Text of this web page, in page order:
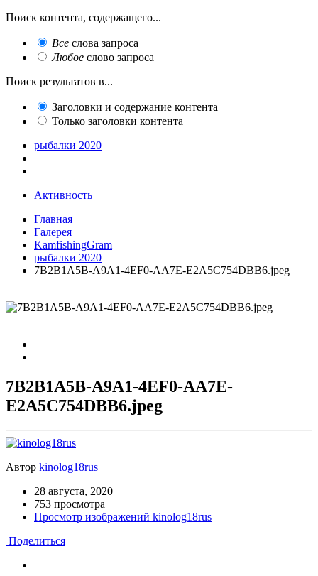
Поиск контента, содержащего...
Все слова запроса
Любое слово запроса
Поиск результатов в...
Заголовки и содержание контента
Только заголовки контента
рыбалки 2020
Активность
Главная
Галерея
KamfishingGram
рыбалки 2020
7B2B1A5B-A9A1-4EF0-AA7E-E2A5C754DBB6.jpeg
7B2B1A5B-A9A1-4EF0-AA7E-
E2A5C754DBB6.jpeg
Автор kinolog18rus
28 августа, 2020
753 просмотра
Просмотр изображений kinolog18rus
Поделиться